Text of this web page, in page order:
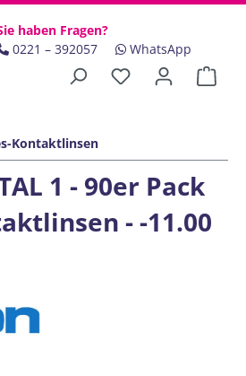
haben Fragen?
0221 – 392057
WhatsApp
Kontaktlinsen
1 - 90er Pack
- -11.00